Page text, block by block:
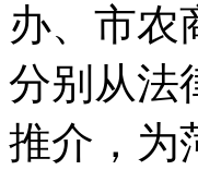
办、市农
分别从法
推介，为